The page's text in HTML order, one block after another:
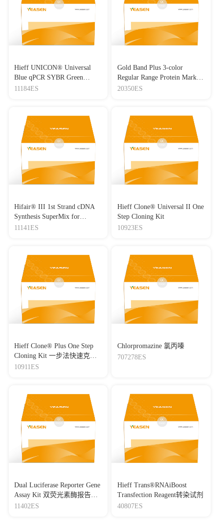
Hieff UNICON® Universal
Blue qPCR SYBR Green
Master Mix
11184ES
Gold Band Plus 3-color
Regular Range Protein Marker
(8-180 kDa) 三色预染蛋白质
20350ES
Hifair® III 1st Strand cDNA
Synthesis SuperMix for
qPCR(gDNA digester plus)
11141ES
Hieff Clone® Universal II One
Step Cloning Kit
10923ES
Hieff Clone® Plus One Step
Cloning Kit 一步法快速克隆
试剂盒
10911ES
Chlorpromazine 氯丙嗪
707278ES
Dual Luciferase Reporter Gene
Assay Kit 双荧光素酶报告基
因检测试剂盒
11402ES
Hieff Trans®RNAiBoost
Transfection Reagent转染试剂
40807ES